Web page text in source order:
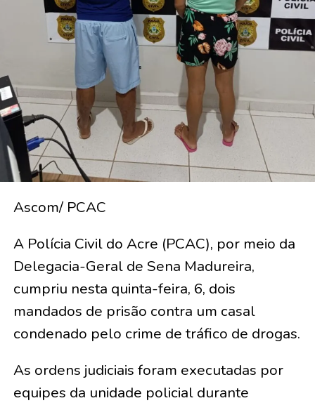
Ascom/ PCAC
A Polícia Civil do Acre (PCAC), por meio da
Delegacia-Geral de Sena Madureira,
cumpriu nesta quinta-feira, 6, dois
mandados de prisão contra um casal
condenado pelo crime de tráfico de drogas.
As ordens judiciais foram executadas por
equipes da unidade policial durante